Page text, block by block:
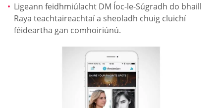
Ligeann feidhmiúlacht DM Íoc-le-Súgradh do bhaill
Raya teachtaireachtaí a sheoladh chuig cluichí
féideartha gan comhoiriúnú.